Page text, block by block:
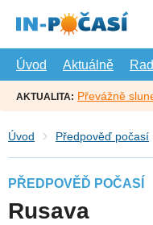
hlavní
Úvod
Aktuálně
AKTUALITA: Převážně
Úvod Předpověď počasí
PŘEDPOVĚĎ POČASÍ
Rusava